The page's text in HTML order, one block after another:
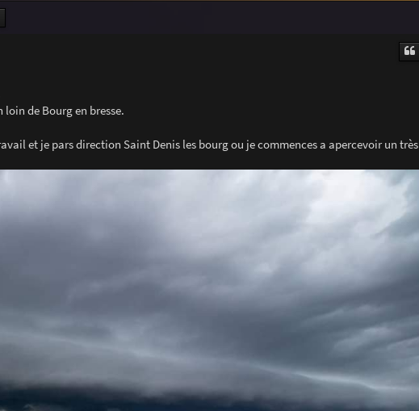
loin de Bourg en bresse.
et je pars direction Saint Denis les bourg ou je commences a apercevoir un très